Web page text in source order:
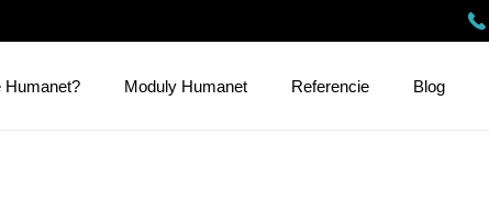
Humanet? Moduly Humanet Referencie Blog